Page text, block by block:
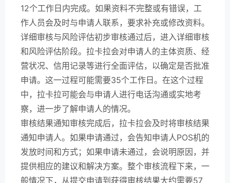
12个工作日内完成。如果资料不完整或有错误，工
作人员会及时与申请人联系，要求补充或修改资料。
详细审核与风险评估初步审核通过后，进入详细审核
和风险评估阶段。拉卡拉会对申请人的主体资质、经
营状况、信用记录等进行全面评估，以确定是否批准
申请。这一过程可能需要35个工作日。在这个过程
中，拉卡拉可能会与申请人进行电话沟通或实地考
察，进一步了解申请人的情况。
审核结果通知审核完成后，拉卡拉会及时将审核结果
通知申请人。如果申请通过，会告知申请人POS机的
发放时间和方式；如果申请未通过，会说明原因，并
提供相应的建议和解决方案。整个审核流程下来，一
般情况下，从提交申请到获得审核结果大约需要57